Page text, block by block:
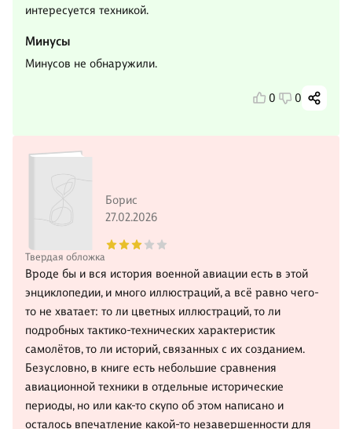
интересуется техникой.
Минусы
Минусов не обнаружили.
0 0
Твердая обложка
Борис
27.02.2026
Вроде бы и вся история военной авиации есть в этой
энциклопедии, и много иллюстраций, а всё равно чего-
то не хватает: то ли цветных иллюстраций, то ли
подробных тактико-технических характеристик
самолётов, то ли историй, связанных с их созданием.
Безусловно, в книге есть небольшие сравнения
авиационной техники в отдельные исторические
периоды, но или как-то скупо об этом написано и
осталось впечатление какой-то незавершенности для